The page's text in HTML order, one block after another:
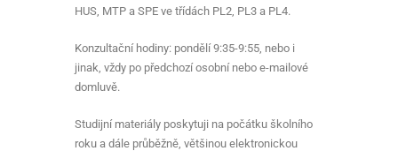
HUS, MTP a SPE ve třídách PL2, PL3 a PL4.
Konzultační hodiny: pondělí 9:35-9:55, nebo i
jinak, vždy po předchozí osobní nebo e-mailové
domluvě.
Studijní materiály poskytuji na počátku školního
roku a dále průběžně, většinou elektronickou